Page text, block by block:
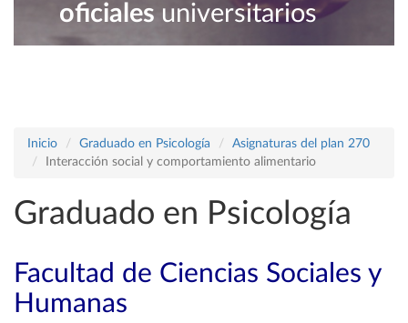
oficiales universitarios
Inicio Graduado en Psicología
Asignaturas del plan 270
Interacción social y comportamiento alimentario
Graduado en Psicología
Facultad de Ciencias Sociales y
Humanas